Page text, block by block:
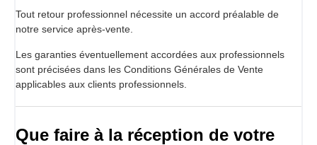
Tout retour professionnel nécessite un accord préalable de
notre service après-vente.
Les garanties éventuellement accordées aux professionnels
sont précisées dans les Conditions Générales de Vente
applicables aux clients professionnels.
Que faire à la réception de votre